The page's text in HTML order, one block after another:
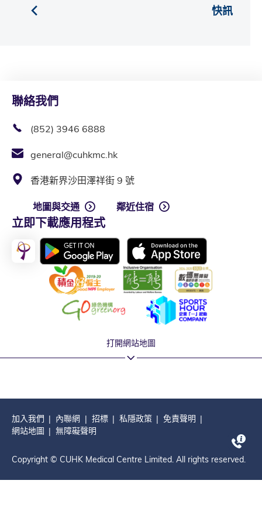
快訊
聯絡我們
(852) 3946 6888
general@cuhkmc.hk
香港新界沙田澤祥街 9 號
地圖與交通 鄰近住宿
立即下載應用程式
打開網站地圖
加入我們 內聯網 招標 私隱政策
免責聲明
網站地圖
無障礙聲明
Copyright © CUHK Medical Centre Limited. All rights reserved.